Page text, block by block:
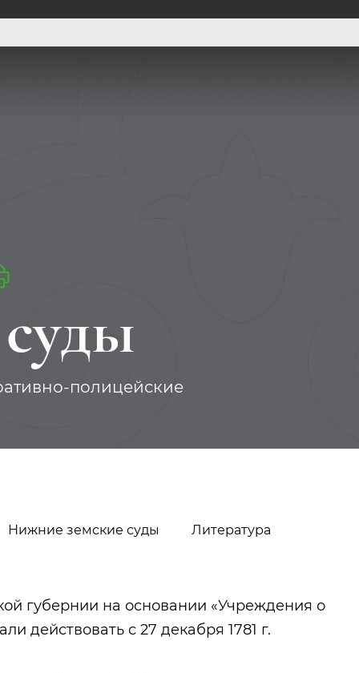
полицейские
Нижние земские суды Литература
губернии на основании «Учреждения о
действовать с 27 декабря 1781 г.